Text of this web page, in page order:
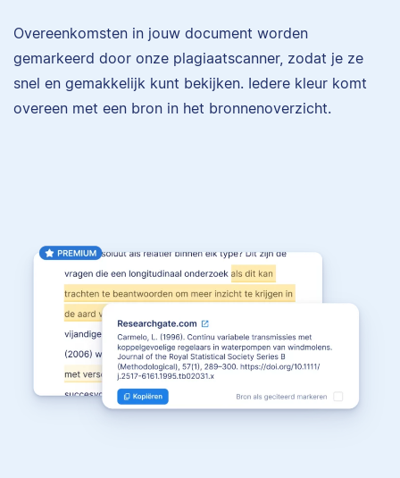
Overeenkomsten in jouw document worden
gemarkeerd door onze plagiaatscanner, zodat je ze
snel en gemakkelijk kunt bekijken. Iedere kleur komt
overeen met een bron in het bronnenoverzicht.